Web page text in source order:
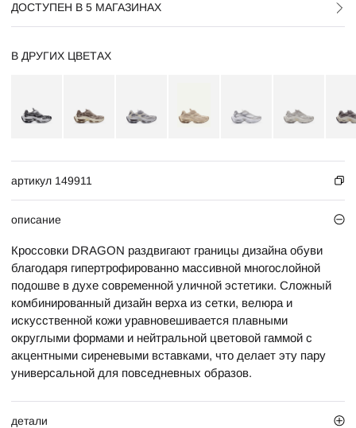
ДОСТУПЕН В 5 МАГАЗИНАХ
В ДРУГИХ ЦВЕТАХ
артикул 149911
описание
Кроссовки DRAGON раздвигают границы дизайна обуви
благодаря гипертрофированно массивной многослойной
подошве в духе современной уличной эстетики. Сложный
комбинированный дизайн верха из сетки, велюра и
искусственной кожи уравновешивается плавными
округлыми формами и нейтральной цветовой гаммой с
акцентными сиреневыми вставками, что делает эту пару
универсальной для повседневных образов.
детали